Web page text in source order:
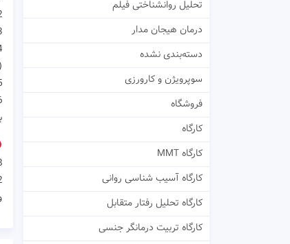
2_در کل فرآیند
3_برای کار عملی به
4_فایل صوتی
5_تحلیل و پخش فیلم درمانی
6_ استاندارد های
تحلیل روانشناختی فیلم
درمان هیجان مدار
دسته‌بندی نشده
سوپرویژن و کارورزی
فروشگاه
کارگاه
کارگاه MMT
کارگاه آسیب شناسی روانی
کارگاه تحلیل رفتار متقابل
کارگاه تربیت درمانگر جنسی